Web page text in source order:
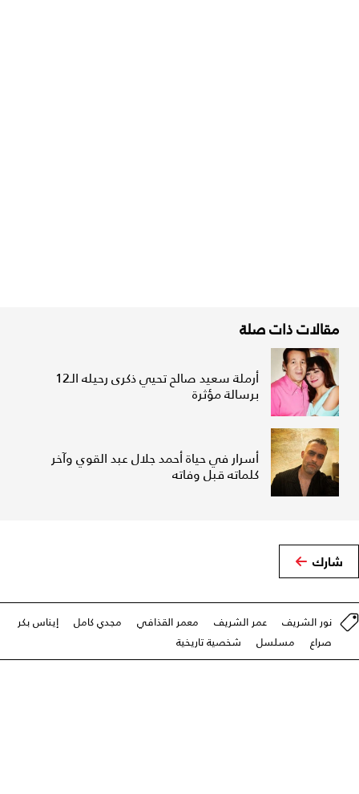
مقالات ذات صلة
أرملة سعيد صالح تحيي ذكرى رحيله الـ12
برسالة مؤثرة
أسرار في حياة أحمد جلال عبد القوي وآخر
كلماته قبل وفاته
شارك
نور الشريف عمر الشريف معمر القذافي مجدي كامل
إيناس بكر
صراع
مسلسل شخصية تاريخية